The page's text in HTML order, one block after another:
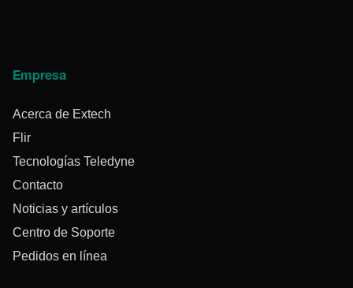
Empresa
Acerca de Extech
Flir
Tecnologías Teledyne
Contacto
Noticias y artículos
Centro de Soporte
Pedidos en línea